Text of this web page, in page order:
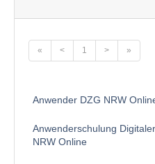
« < 1 > »
Anwender DZG NRW
Anwenderschulung
NRW Online